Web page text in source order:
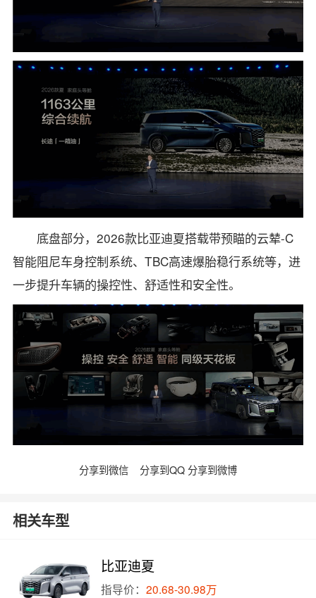
底盘部分，2026款比亚迪夏搭载带预瞄的云辇-C
智能阻尼车身控制系统、TBC高速爆胎稳行系统等，进
一步提升车辆的操控性、舒适性和安全性。
分享到微信 分享到QQ 分享到微博
相关车型
比亚迪夏
指导价：20.68-30.98万